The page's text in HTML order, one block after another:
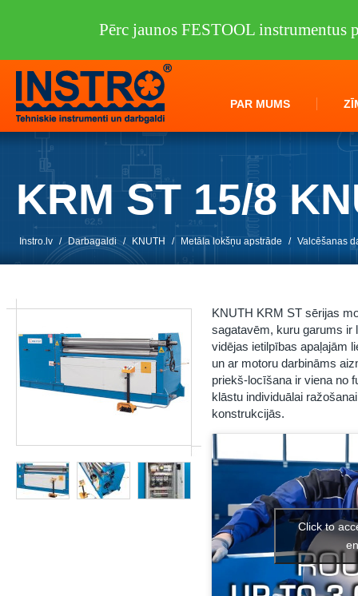
PAR MUMS
KRM ST 15/8
Instro.lv / Darbagaldi / KNUTH / Metāla lokšņu apstrāde / Valcēšanas
KNUTH KRM ST sērijas
sagatavēm, kuru garums ir
vidējas ietilpības apaļajām
un ar motoru darbināms
priekš-locīšana ir viena no
klāstu individuālai
konstrukcijās.
Click to
Pērc jaunos FESTOOL instrumentus